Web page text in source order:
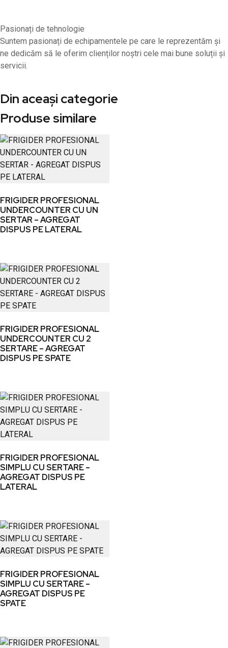
Pasionați de tehnologie
Suntem pasionați de echipamentele pe care le reprezentăm și
ne dedicăm să le oferim clienților noștri cele mai bune soluții și
servicii.
Din aceași categorie
Produse similare
FRIGIDER PROFESIONAL
UNDERCOUNTER CU UN
SERTAR – AGREGAT
DISPUS PE LATERAL
FRIGIDER PROFESIONAL
UNDERCOUNTER CU 2
SERTARE – AGREGAT
DISPUS PE SPATE
FRIGIDER PROFESIONAL
SIMPLU CU SERTARE –
AGREGAT DISPUS PE
LATERAL
FRIGIDER PROFESIONAL
SIMPLU CU SERTARE –
AGREGAT DISPUS PE
SPATE